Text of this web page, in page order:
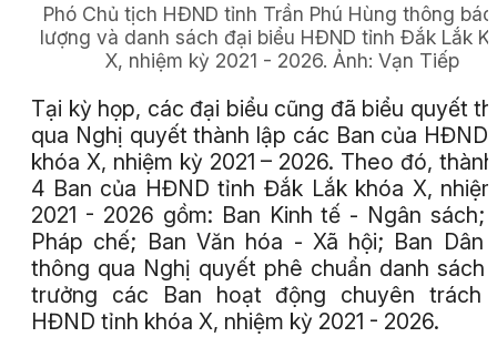
Phó Chủ tịch HĐND tỉnh Trần Phú Hùng thông
lượng và danh sách đại biểu HĐND tỉnh Đắk Lắk
X, nhiệm kỳ 2021 - 2026. Ảnh: Vạn Tiếp
Tại kỳ họp, các đại biểu cũng đã biểu quyết
qua Nghị quyết thành lập các Ban của HĐND
khóa X, nhiệm kỳ 2021 – 2026. Theo đó,
4 Ban của HĐND tỉnh Đắk Lắk khóa X,
2021 - 2026 gồm: Ban Kinh tế - Ngân sách;
Pháp chế; Ban Văn hóa - Xã hội; Ban Dân
thông qua Nghị quyết phê chuẩn danh sách
trưởng các Ban hoạt động chuyên trách
HĐND tỉnh khóa X, nhiệm kỳ 2021 - 2026.